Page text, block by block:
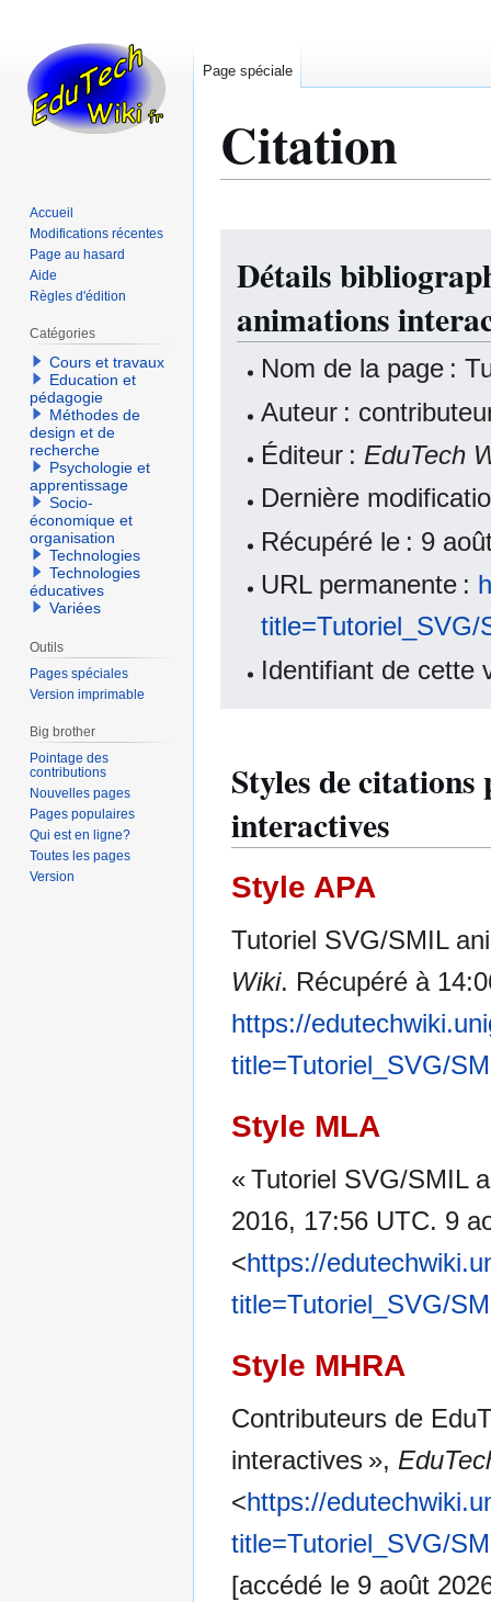
Citation
navigation
recherche
Détails
animations
Nom de la page :
Auteur :
Éditeur : EduTech
Dernière
Récupéré le : 9
URL permanente :
title=Tutoriel_SVG/
Identifiant de cette
Styles de
interactives
Style APA
Tutoriel SVG/SMIL
Wiki. Récupéré à
https://
title=Tutoriel_SVG/
Style MLA
« Tutoriel SVG/SMIL
2016, 17:56 UTC. 9
<https://
title=Tutoriel_SVG/
Style MHRA
Contributeurs de
interactives »,
<https://
title=Tutoriel_SVG/
[accédé le 9 août
Page spéciale
Accueil
Modifications récentes
Page au hasard
Aide
Règles d'édition
Catégories
Cours et travaux
Education et
pédagogie
Méthodes de
design et de
recherche
Psychologie et
apprentissage
Socio-
économique et
organisation
Technologies
Technologies
éducatives
Variées
Outils
Pages spéciales
Version imprimable
Big brother
Pointage des
contributions
Nouvelles pages
Pages populaires
Qui est en ligne?
Toutes les pages
Version